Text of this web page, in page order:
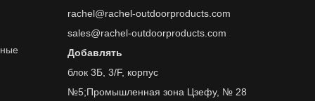
rachel@rachel-outdoorproducts.com
sales@rachel-outdoorproducts.com
Добавлять
блок 3Б, 3/F, корпус
№5;Промышленная зона Цзефу, № 28